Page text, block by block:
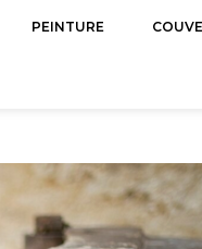
PEINTURE